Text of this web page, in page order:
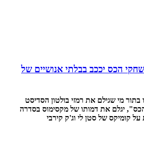
הכס יככב בבלתי אנושיים של
מי שגילם את רמזי בולטון הסדיסט
יגלם את דמותו של מקסימוס בסדרה
קומיקס של סטן לי וג'ק קירבי